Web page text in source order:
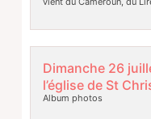
Dimanche 26
l’église de St
Album photos